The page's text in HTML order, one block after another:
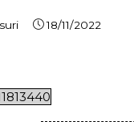
18/11/2022